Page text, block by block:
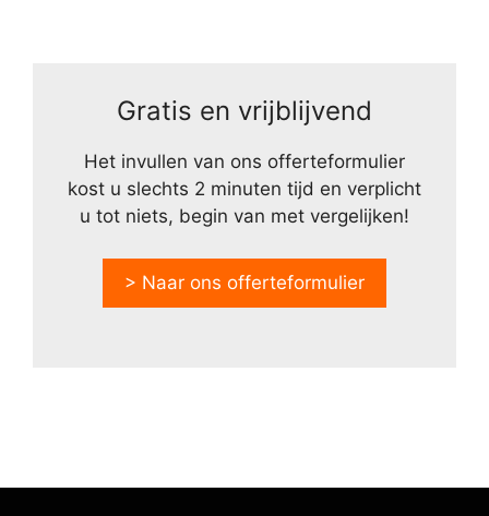
Gratis en vrijblijvend
Het invullen van ons offerteformulier
kost u slechts 2 minuten tijd en verplicht
u tot niets, begin van met vergelijken!
> Naar ons offerteformulier